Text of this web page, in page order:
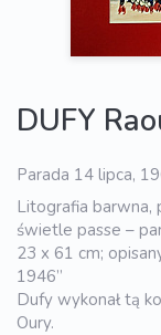
DUFY
Parada 14 lipca,
Litografia barwna,
świetle passe –
23 x 61 cm;
1946”
Dufy wykonał tą
Oury.